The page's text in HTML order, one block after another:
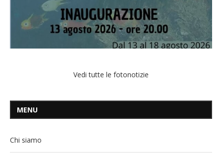
Vedi tutte le fotonotizie
MENU
Chi siamo